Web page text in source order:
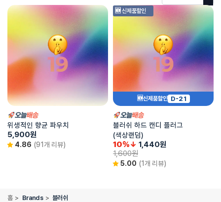
위생적인 향균 파우치
5,900원
4.86 (91개 리뷰)
🆕신제품할인 D-21
🆕 신제품할인
블러쉬 하드 캔디 플러그
(색상랜덤)
10%↓ 1,440원
1,600원
5.00 (1개 리뷰)
홈> Brands>블러쉬